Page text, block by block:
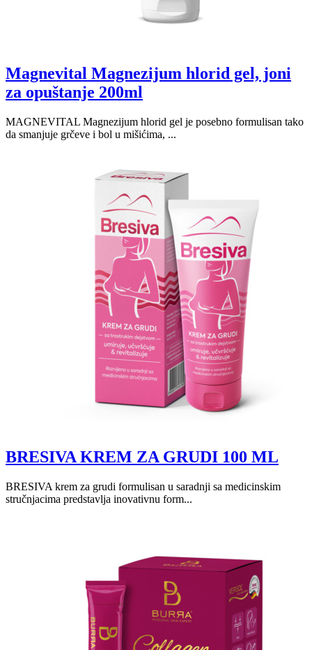
Magnevital Magnezijum hlorid gel, joni
za opuštanje 200ml
MAGNEVITAL Magnezijum hlorid gel je posebno formulisan tako
da smanjuje grčeve i bol u mišićima, ...
BRESIVA KREM ZA GRUDI 100 ML
BRESIVA krem za grudi formulisan u saradnji sa medicinskim
stručnjacima predstavlja inovativnu form...